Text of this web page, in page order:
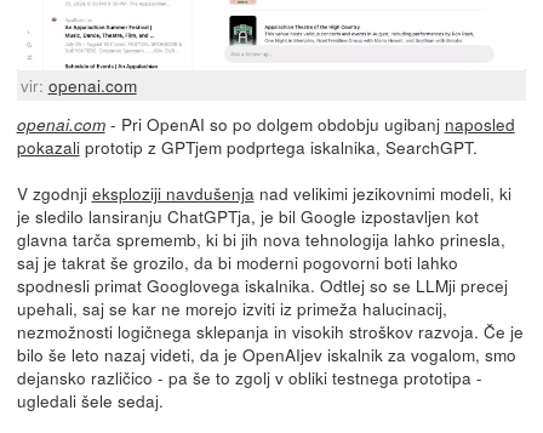
vir: openai.com
openai.com- Pri OpenAI so po dolgem obdobju ugibanj naposled
pokazaliprototip z GPTjem podprtega iskalnika, SearchGPT.
V zgodnji eksploziji navdušenjanad velikimi jezikovnimi modeli, ki
je sledilo lansiranju ChatGPTja, je bil Google izpostavljen kot
glavna tarča sprememb, ki bi jih nova tehnologija lahko prinesla,
saj je takrat še grozilo, da bi moderni pogovorni boti lahko
spodnesli primat Googlovega iskalnika. Odtlej so se LLMji precej
upehali, saj se kar ne morejo izviti iz primeža halucinacij,
nezmožnosti logičnega sklepanja in visokih stroškov razvoja. Če je
bilo še leto nazaj videti, da je OpenAIjev iskalnik za vogalom, smo
dejansko različico - pa še to zgolj v obliki testnega prototipa -
ugledali šele sedaj.